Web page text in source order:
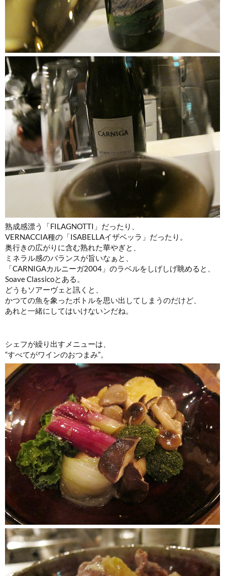
熟成感漂う「FILAGNOTTI」だったり、
VERNACCIA種の「ISABELLAイザベッラ」だったり。
奥行きの広がりに含む熟れた華やぎと、
ミネラル感のバランスが旨いなぁと、
「CARNIGAカルニーガ2004」のラベルをしげしげ眺めると、
Soave Classicoとある。
どうもソアーヴェと訊くと、
かつての魚を象ったボトルを思い出してしまうのだけど、
あれと一緒にしてはいけないンだね。
シェフが繰り出すメニューは、
“すべてがワインのおつまみ”。